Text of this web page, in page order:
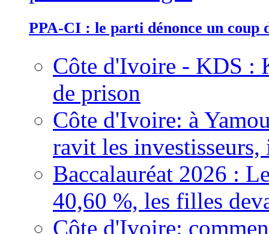
PPA-CI : le parti dénonce un coup
Côte d'Ivoire - KDS :
de prison
Côte d'Ivoire: à
ravit les
Baccalauréat 2026 :
40,60 %, les filles
Côte d'Ivoire: